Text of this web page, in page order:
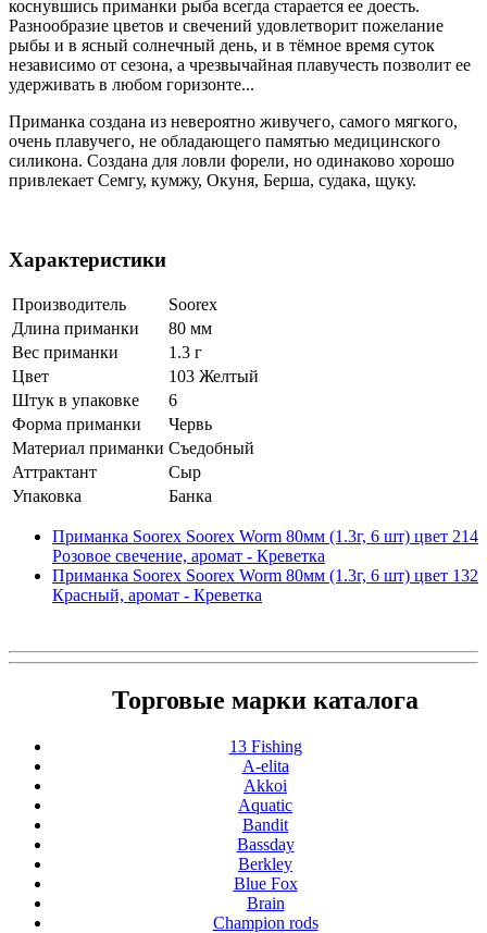
коснувшись приманки рыба всегда старается ее доесть.
Разнообразие цветов и свечений удовлетворит пожелание
рыбы и в ясный солнечный день, и в тёмное время суток
независимо от сезона, а чрезвычайная плавучесть позволит ее
удерживать в любом горизонте...
Приманка создана из невероятно живучего, самого мягкого,
очень плавучего, не обладающего памятью медицинского
силикона. Создана для ловли форели, но одинаково хорошо
привлекает Семгу, кумжу, Окуня, Берша, судака, щуку.
Характеристики
Производитель
Soorex
Длина приманки
80 мм
Вес приманки
1.3 г
Цвет
103 Желтый
Штук в упаковке
6
Форма приманки
Червь
Материал приманки Съедобный
Аттрактант
Сыр
Упаковка
Банка
Приманка Soorex Soorex Worm 80мм (1.3г, 6 шт) цвет 214
Розовое свечение, аромат - Креветка
Приманка Soorex Soorex Worm 80мм (1.3г, 6 шт) цвет 132
Красный, аромат - Креветка
Торговые марки каталога
13 Fishing
A-elita
Akkoi
Aquatic
Bandit
Bassday
Berkley
Blue Fox
Brain
Champion rods